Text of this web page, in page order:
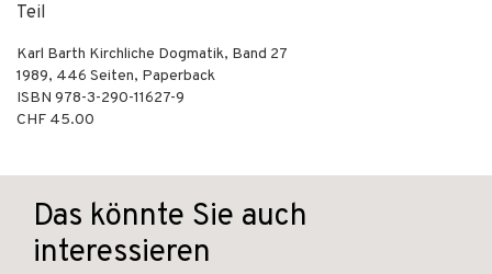
Teil
Karl Barth Kirchliche Dogmatik, Band 27
1989, 446 Seiten, Paperback
ISBN 978-3-290-11627-9
CHF 45.00
Das könnte Sie auch
interessieren